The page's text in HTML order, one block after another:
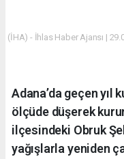
(İHA) - İhlas Haber Ajansı |
Adana’da geçen yıl
ölçüde düşerek
ilçesindeki Obruk
yağışlarla yeniden